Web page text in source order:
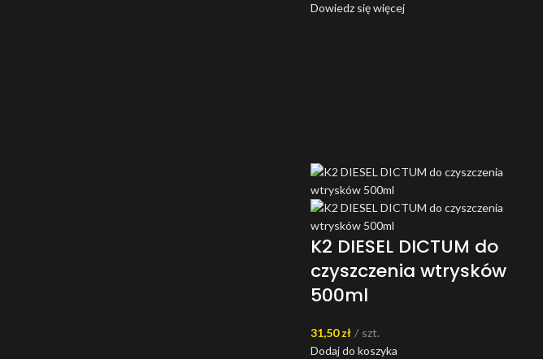
Dowiedz się więcej
K2 DIESEL DICTUM do
czyszczenia wtrysków
500ml
31,50zł
szt.
Dodaj do koszyka